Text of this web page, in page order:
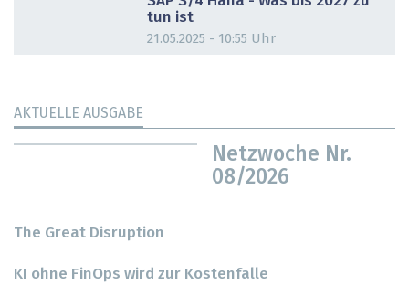
tun ist
21.05.2025 - 10:55 Uhr
AKTUELLE AUSGABE
Netzwoche Nr.
08/2026
The Great Disruption
KI ohne FinOps wird zur Kostenfalle